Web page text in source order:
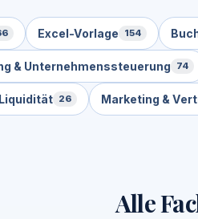
Excel-Vorlage 154
& Unternehmenssteuerung 74
26 Marketing &
Alle